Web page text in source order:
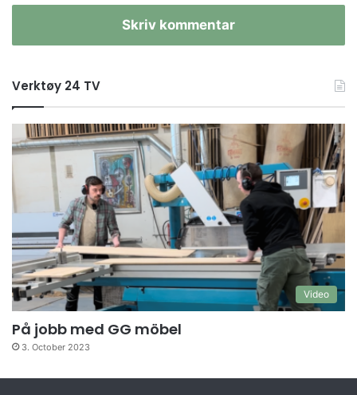
Skriv kommentar
Verktøy 24 TV
Video
På jobb med GG möbel
3. October 2023